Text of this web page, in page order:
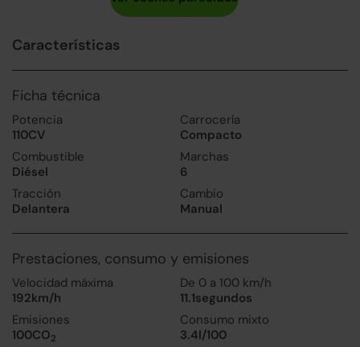
Características
Ficha técnica
Potencia
110CV
Carrocería
Compacto
Combustible
Diésel
Marchas
6
Tracción
Delantera
Cambio
Manual
Prestaciones, consumo y emisiones
Velocidad máxima
192km/h
De 0 a 100 km/h
11.1segundos
Emisiones
100CO2
Consumo mixto
3.4l/100